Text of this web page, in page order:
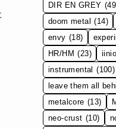
DIR EN GREY
doom metal (14)
envy (18)
HR/HM (23)
instrumental (100)
leave them all
metalcore (13)
neo-crust (10)